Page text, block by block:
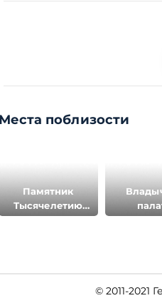
Места поблизости
Памятник
Тысячелетию
России
© 2011-2021